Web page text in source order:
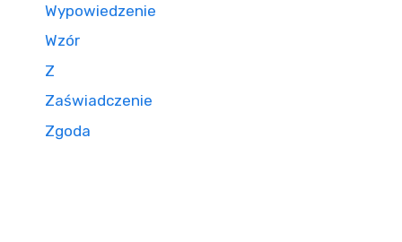
Wypowiedzenie
Wzór
Z
Zaświadczenie
Zgoda